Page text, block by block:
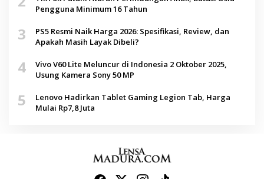
Pengguna Minimum 16 Tahun
3
PS5 Resmi Naik Harga 2026: Spesifikasi, Review, dan
Apakah Masih Layak Dibeli?
4
Vivo V60 Lite Meluncur di Indonesia 2 Oktober 2025,
Usung Kamera Sony 50 MP
5
Lenovo Hadirkan Tablet Gaming Legion Tab, Harga
Mulai Rp7,8 Juta